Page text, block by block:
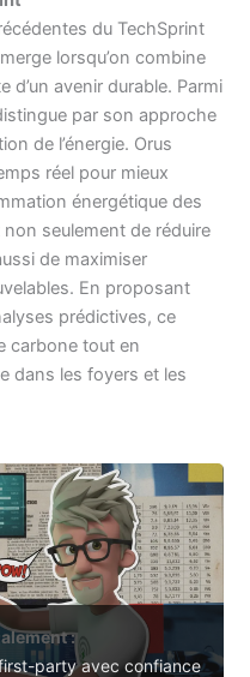
du TechSprint
lorsqu’on combine
d’un avenir durable. Parmi
par son approche
de l’énergie. Orus
réel pour mieux
énergétique des
seulement de réduire
de maximiser
En proposant
prédictives, ce
carbone tout en
dans les foyers et les
:
party avec confiance